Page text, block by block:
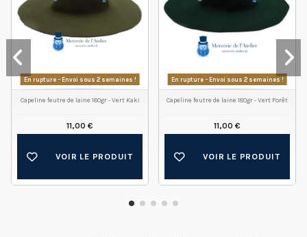
En rupture - Envoi sous 2 semaines !
Capeline feutre de laine 180gr - Vert Kaki
11,00 €
VOIR LE PRODUIT
En rupture - Envoi sous 2 semaines !
Capeline feutre de laine 180gr - Vert Forêt
11,00 €
VOIR LE PRODUIT